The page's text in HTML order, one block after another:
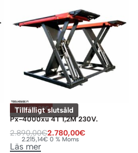
Spara 110,00€
Tillfälligt slutsåld
Px-4000xu 4T 1,2M 230V.
2.890,00€2.780,00€
2.215,14€ 0 % Moms
Läs mer